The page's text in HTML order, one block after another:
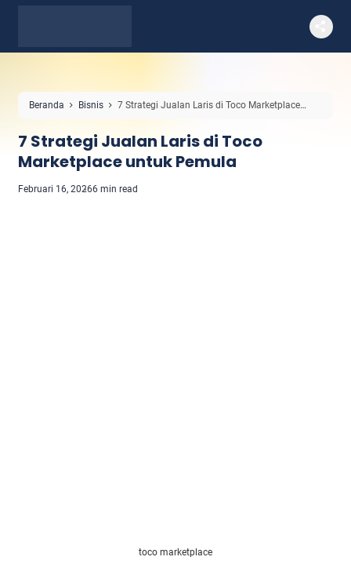
Beranda Bisnis
7 Strategi Jualan Laris di Toco Marketplace
7 Strategi Jualan Laris di Toco
Marketplace untuk Pemula
Februari 16, 20266 min read
toco marketplace